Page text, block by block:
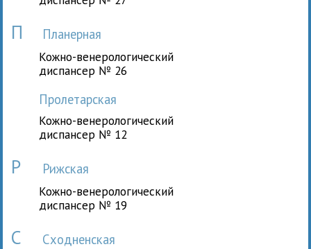
П Планерная
Кожно-венерологический
диспансер № 26
Пролетарская
Кожно-венерологический
диспансер № 12
Р Рижская
Кожно-венерологический
диспансер № 19
С Сходненская